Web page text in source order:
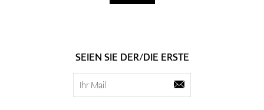
SEIEN SIE DER/DIE ERSTE